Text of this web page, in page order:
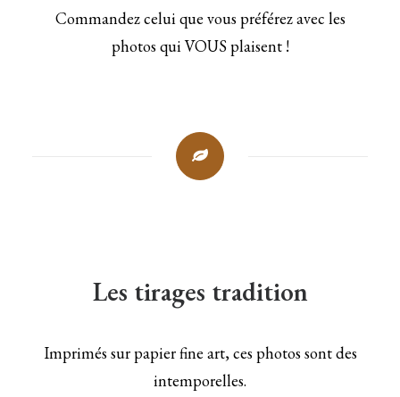
Commandez celui que vous préférez avec les
photos qui VOUS plaisent !
Les tirages tradition
Imprimés sur papier fine art, ces photos sont des
intemporelles.